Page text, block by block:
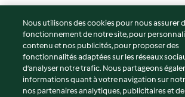
© Copyright 2026
Conditions d'utilisation
Politique de confidentialité
Non-responsabilité
Nous utilisons des cookies pour nous assurer
fonctionnement de notre site, pour
contenu et nos publicités, pour proposer des
fonctionnalités adaptées sur les réseaux
d’analyser notre trafic. Nous partageons
informations quant à votre navigation sur
nos partenaires analytiques, publicitaires et